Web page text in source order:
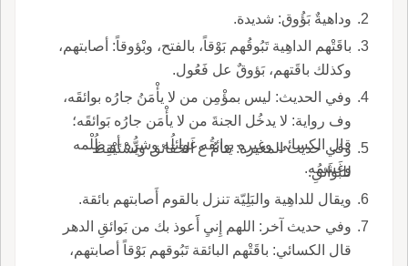
وداهيةٌ بَؤُوق: شديدة.
باقَتْهم الداهِية تَبُوقُهم بَوْقاً، بالفتح، وبْؤوقاً: أصابتهم،
وكذلك باقَتهم، بَؤوقٌ عل فَعُول.
وفي الحديث: ليس بمؤْمِن من لا يأْمَنُ جارُه بوائقَه،
وف رواية: لا يدخُل الجنةَ من لا يأْمَن جارُه بَوائقَه؛
قال الكسائي وغيره بوائقُه غَوائلُه وشرُّه أو ظُلْمه
وغَشَمُه.
وفي حديث المغيرة: يَنامُ ع الحَقائق ويَسْتَيْقِظ
للبَوائقِ.
ويقال للداهِية والبَلِيّة تنزل بالقوم أَصابتهم بائقة.
وفي حديث آخر: اللهم إِنيِ أََعوذ بك من بَوائقِ الدهر
قال الكسائي: باقَتْهم البائقة تَبُوقهم بَوْقاً أصابتهم،